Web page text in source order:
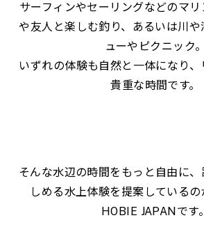
サーフィンやセーリングなどのマ
や友人と楽しむ釣り、あるいは川
ューやピクニック。
いずれの体験も自然と一体になり
貴重な時間です。
そんな水辺の時間をもっと自由に
しめる水上体験を提案している
HOBIE JAPANです。